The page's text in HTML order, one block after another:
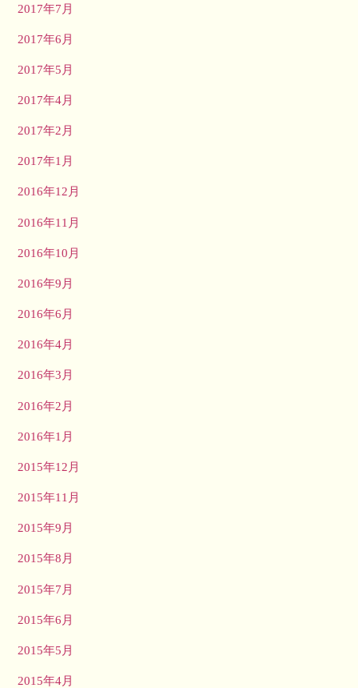
2017年7月
2017年6月
2017年5月
2017年4月
2017年2月
2017年1月
2016年12月
2016年11月
2016年10月
2016年9月
2016年6月
2016年4月
2016年3月
2016年2月
2016年1月
2015年12月
2015年11月
2015年9月
2015年8月
2015年7月
2015年6月
2015年5月
2015年4月